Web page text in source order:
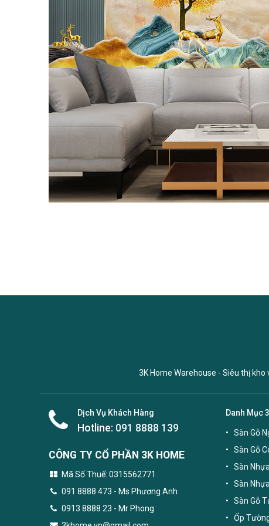
3K Home Warehouse - Siêu thị
Dịch Vụ Khách Hàng
Hotline: 091 8888 139
CÔNG TY CỔ PHẦN 3K HOME
Mã Số Thuế: 0315562771
091 8888 473 - Ms Phương Anh
0913 8888 23 - Mr Phong
Danh Mục
Sàn Gỗ
Sàn Gỗ
Sàn
Sàn
Sàn Gỗ
Ốp